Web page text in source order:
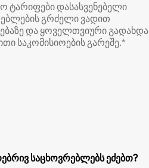
ტარიფები დასასვენებელი
გრძელი ვადით
და ყოველთვიური გადახდა
საკომისიოების გარეშე.*
საცხოვრებლებს ეძებთ?